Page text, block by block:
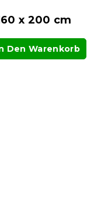
x 200 cm
Den Warenkorb